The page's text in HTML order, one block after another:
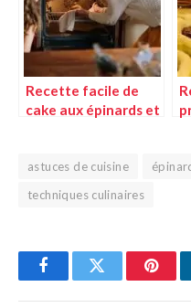
Recette facile de
cake aux épinards et
astuces de cuisine
techniques culinaires
FacebookTwitter